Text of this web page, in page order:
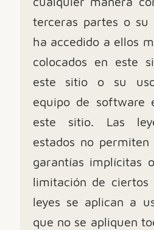
terceras partes o su
ha accedido a ellos
colocados en este
este sitio o su
equipo de software
este sitio. Las
estados no
garantías implícitas
limitación de ciertos
leyes se aplican a
que no se apliquen